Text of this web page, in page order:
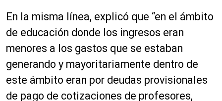
En la misma línea, explicó que “en el ámbito
de educación donde los ingresos eran
menores a los gastos que se estaban
generando y mayoritariamente dentro de
este ámbito eran por deudas provisionales
de pago de cotizaciones de profesores,